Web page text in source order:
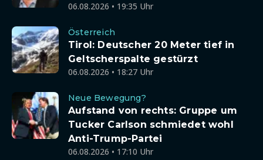
06.08.2026 • 19:35 Uhr
Österreich
Tirol: Deutscher 20 Meter tief in
Geltscherspalte gestürzt
06.08.2026 • 18:27 Uhr
Neue Bewegung?
Aufstand von rechts: Gruppe um
Tucker Carlson schmiedet wohl
Anti-Trump-Partei
06.08.2026 • 17:10 Uhr